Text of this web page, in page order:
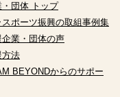
・団体 トップ
スポーツ振興の取組事例集
企業・団体の声
方法
BEYONDからのサポー